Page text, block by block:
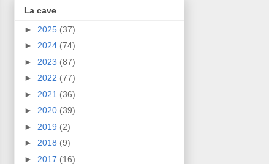
La cave
► 2025 (37)
► 2024 (74)
► 2023 (87)
► 2022 (77)
► 2021 (36)
► 2020 (39)
► 2019 (2)
► 2018 (9)
► 2017 (16)